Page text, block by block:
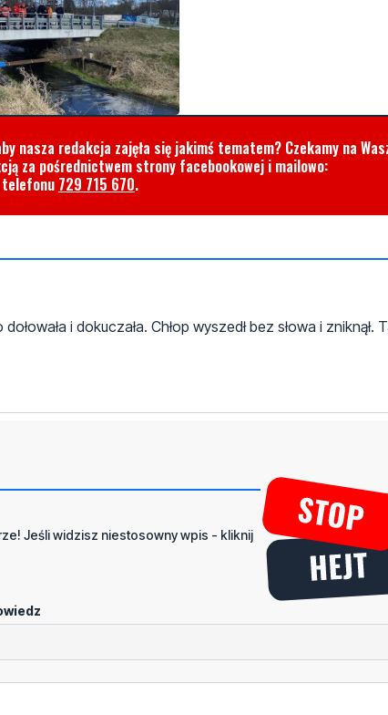
nasza redakcja zajęła się jakimś tematem? Czekamy na
za pośrednictwem strony facebookowej i mailowo:
telefonu 729 715 670.
i dokuczała. Chłop wyszedł bez słowa i zniknął.
Jeśli widzisz niestosowny wpis - kliknij